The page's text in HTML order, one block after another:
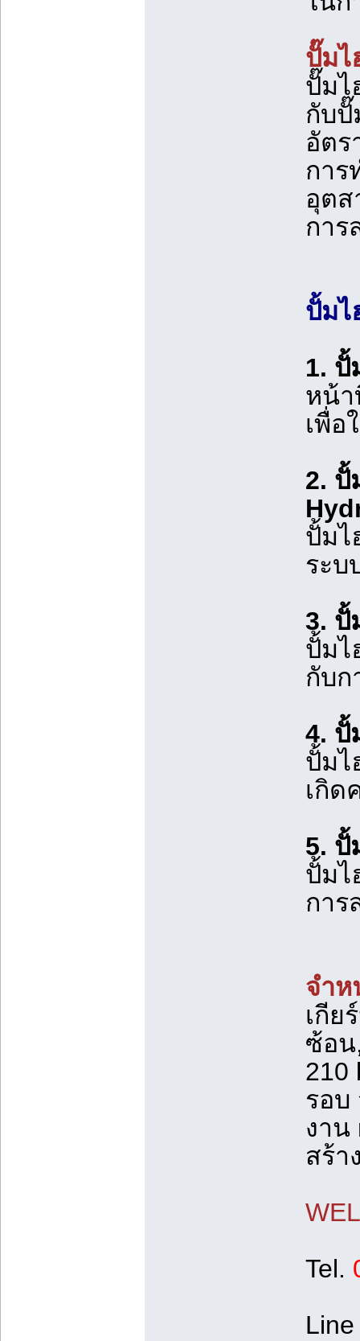
ปั๊มไ
ปั๊มไ
กับปั๊
อัตร
การ
อุตส
การ
ปั้มไ
1. ปั้
หน้า
เพื่อ
2. ปั้
ปั้มไ
ระบ
3. ปั้
ปั้มไ
กับก
4. ปั้
ปั้มไ
เกิด
5. ปั้
ปั้มไ
การ
จำห
เกีย
ซ้อน
210
รอบ
งาน
สร้า
Tel.